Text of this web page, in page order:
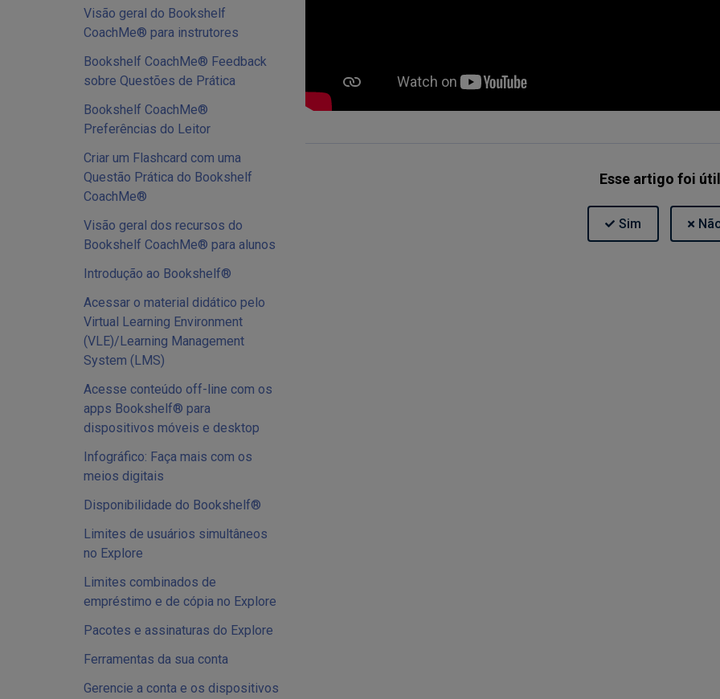
Visão geral do Bookshelf
CoachMe® para instrutores
Bookshelf CoachMe® Feedback
sobre Questões de Prática
Bookshelf CoachMe®
Preferências do Leitor
Criar um Flashcard com uma
Questão Prática do Bookshelf
CoachMe®
Visão geral dos recursos do
Bookshelf CoachMe® para alunos
Introdução ao Bookshelf®
Acessar o material didático pelo
Virtual Learning Environment
(VLE)/Learning Management
System (LMS)
Acesse conteúdo off-line com os
apps Bookshelf® para
dispositivos móveis e desktop
Infográfico: Faça mais com os
meios digitais
Disponibilidade do Bookshelf®
Limites de usuários simultâneos
no Explore
Limites combinados de
empréstimo e de cópia no Explore
Pacotes e assinaturas do Explore
Ferramentas da sua conta
Gerencie a conta e os dispositivos
Esse artigo foi